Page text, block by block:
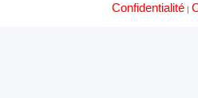
Confidentialité|